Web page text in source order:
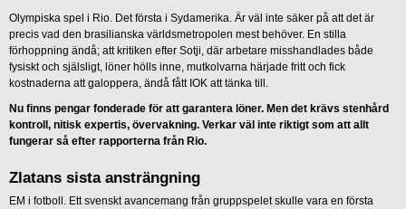
Olympiska spel i Rio. Det första i Sydamerika. Är väl inte säker på att det är
precis vad den brasilianska världsmetropolen mest behöver. En stilla
förhoppning ändå; att kritiken efter Sotji, där arbetare misshandlades både
fysiskt och själsligt, löner hölls inne, mutkolvarna härjade fritt och fick
kostnaderna att galoppera, ändå fått IOK att tänka till.
Nu finns pengar fonderade för att garantera löner. Men det krävs stenhård
kontroll, nitisk expertis, övervakning. Verkar väl inte riktigt som att allt
fungerar så efter rapporterna från Rio.
Zlatans sista ansträngning
EM i fotboll. Ett svenskt avancemang från gruppspelet skulle vara en första